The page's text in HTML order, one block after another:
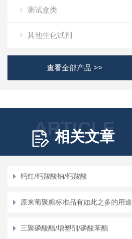
测试盒类
其他生化试剂
查看全部产品 >>
ARTICLE
相关文章
钙红/钙羧酸钠/钙羧酸
原来葡聚糖标准品有如此之多的用途
三聚磷酸酯/增塑剂/磷酸苯酯